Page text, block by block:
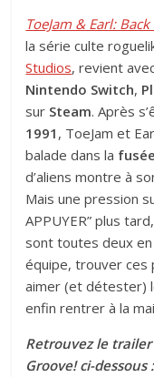
ToeJam & Earl:
la série culte
Studios, revient
Nintendo Switch,
sur Steam. Après
1991 , ToeJam et
balade dans la
d’aliens montre à
Mais une pression
APPUYER” plus
sont toutes deux
équipe, trouver ces
aimer (et détester)
enfin rentrer à la
Retrouvez le trailer
Groove! ci-dessous :